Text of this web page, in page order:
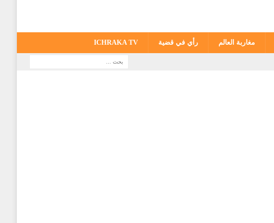
مغاربة العالم رأي في قضية ICHRAKA TV